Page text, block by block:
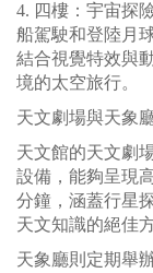
4. 四樓：宇宙探
船駕駛和登陸月
結合視覺特效與
境的太空旅行。
天文劇場與天象
天文館的天文劇
設備，能夠呈現
分鐘，涵蓋行星
天文知識的絕佳方
天象廳則定期舉